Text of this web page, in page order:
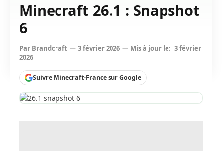
Minecraft 26.1 : Snapshot
6
Par Brandcraft 3 février 2026 Mis à jour le: 3 février
2026
Suivre Minecraft-France sur Google